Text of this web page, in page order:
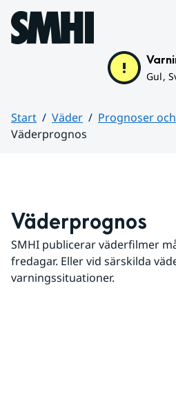
Hoppa till sidans innehåll
Gul,
Start Väder
Prognoser
Väderprognos
Väderprognos
SMHI publicerar väderfilmer
fredagar. Eller vid särskilda
varningssituationer.